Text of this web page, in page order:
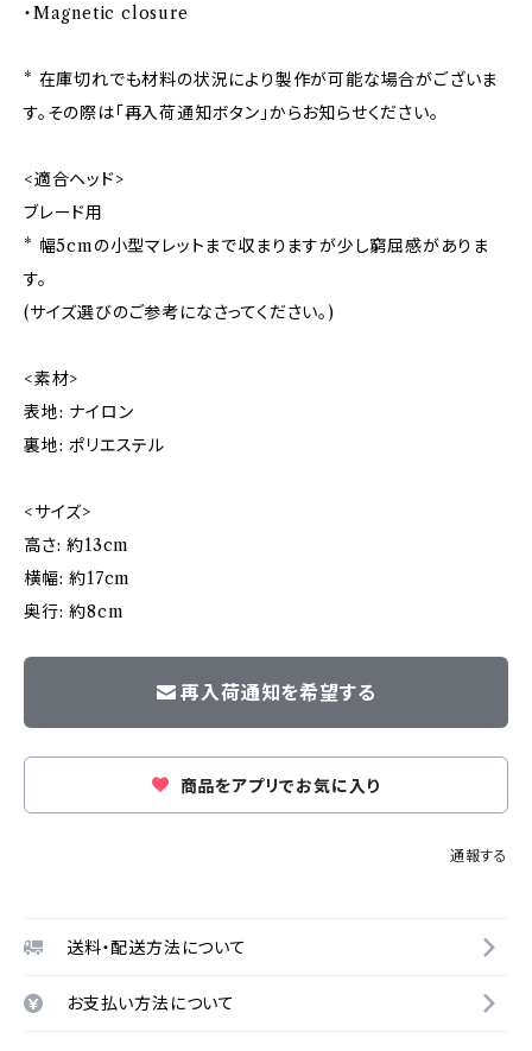
・Magnetic closure
* 在庫切れでも材料の状況により製作が可能な場合がございま
す。その際は「再入荷通知ボタン」からお知らせください。
<適合ヘッド>
ブレード用
* 幅5cmの小型マレットまで収まりますが少し窮屈感がありま
す。
(サイズ選びのご参考になさってください。)
<素材>
表地: ナイロン
裏地: ポリエステル
<サイズ>
高さ: 約13cm
横幅: 約17cm
奥行: 約8cm
再入荷通知を希望する
商品をアプリでお気に入り
通報する
送料・配送方法について
お支払い方法について